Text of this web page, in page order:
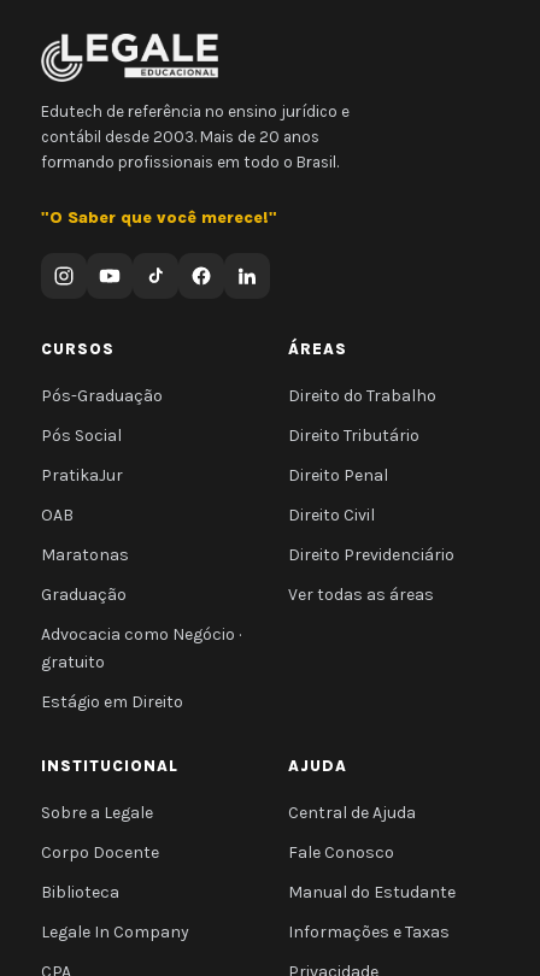
Edutech de referência no ensino jurídico e
contábil desde 2003. Mais de 20 anos
formando profissionais em todo o Brasil.
"O Saber que você merece!"
CURSOS
Pós-Graduação
Pós Social
PratikaJur
OAB
Maratonas
Graduação
Advocacia como Negócio ·
gratuito
Estágio em Direito
ÁREAS
Direito do Trabalho
Direito Tributário
Direito Penal
Direito Civil
Direito Previdenciário
Ver todas as áreas
INSTITUCIONAL
Sobre a Legale
Corpo Docente
Biblioteca
Legale In Company
CPA
AJUDA
Central de Ajuda
Fale Conosco
Manual do Estudante
Informações e Taxas
Privacidade